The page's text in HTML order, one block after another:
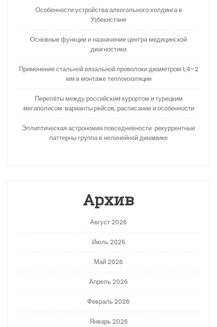
Особенности устройства алкогольного холдинга в
Узбекистане
Основные функции и назначение центра медицинской
диагностики
Применение стальной вязальной проволоки диаметром 1,4–2
мм в монтаже теплоизоляции
Перелёты между российским курортом и турецким
мегаполисом: варианты рейсов, расписание и особенности
Эллиптическая астрономия повседневности: рекуррентные
паттерны группа в нелинейной динамике
Архив
Август 2026
Июль 2026
Май 2026
Апрель 2026
Февраль 2026
Январь 2026